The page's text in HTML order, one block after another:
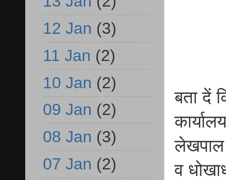
बता दें
लेखपाल
व
12 Jan (3)
11 Jan (2)
10 Jan (2)
09 Jan (2)
08 Jan (3)
07 Jan (2)